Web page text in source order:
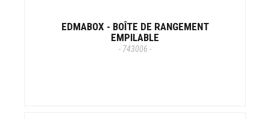
EDMABOX - BOÎTE DE RANGEMENT
EMPILABLE
- 743006 -